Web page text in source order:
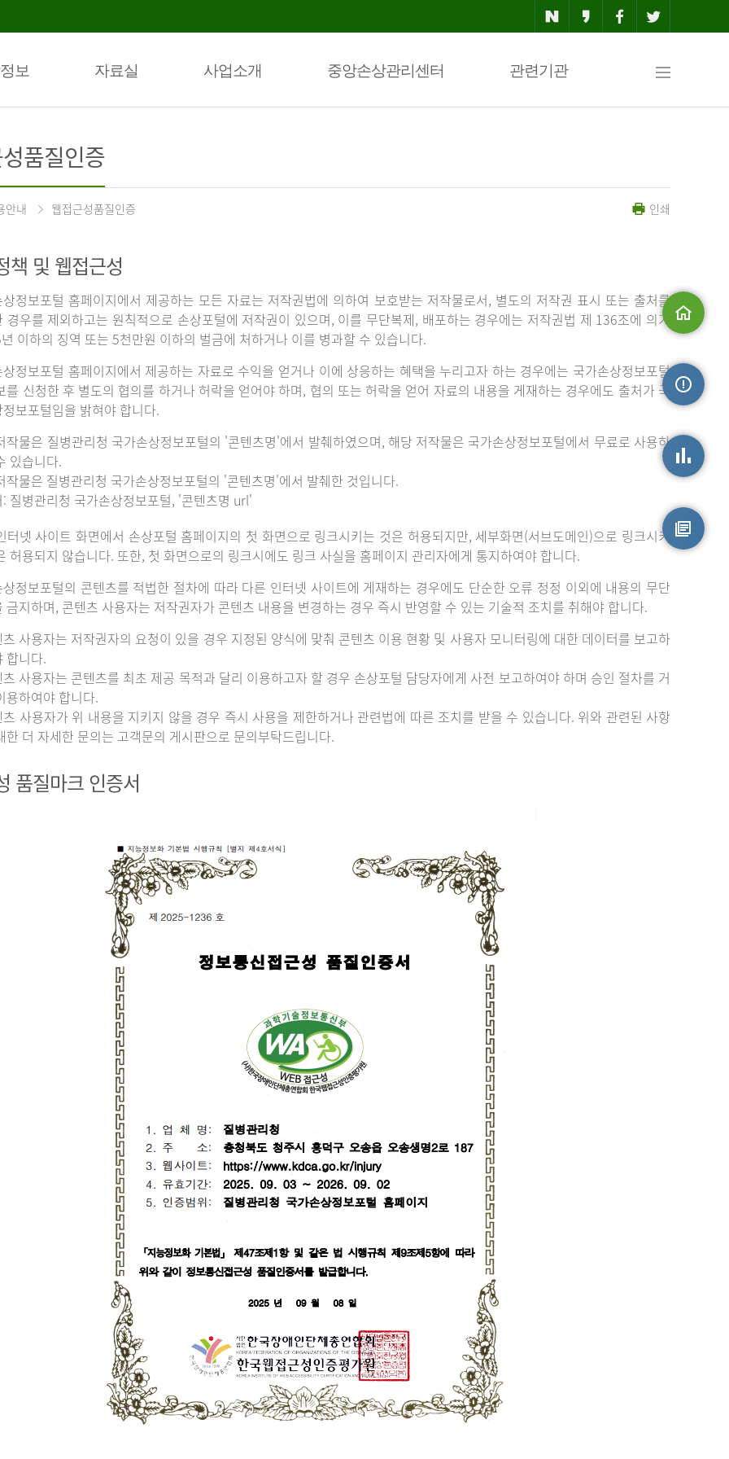
보 자료실 사업소개 중앙손상관리센터 관련기관
맵
품질인증
안내 웹접근성품질인증 인쇄
책 및 웹접근성
상정보포털 홈페이지에서 제공하는 모든 자료는 저작권법에 의하여 보호받는 저작물로서, 별도의 저작권 표시 또는 출처를
경우를 제외하고는 원칙적으로 손상포털에 저작권이 있으며, 이를 무단복제, 배포하는 경우에는 저작권법 제 136조에 의거
이하의 징역 또는 5천만원 이하의 벌금에 처하거나 이를 병과할 수 있습니다.
상정보포털 홈페이지에서 제공하는 자료로 수익을 얻거나 이에 상응하는 혜택을 누리고자 하는 경우에는 국가손상정보포털
를 신청한 후 별도의 협의를 하거나 허락을 얻어야 하며, 협의 또는 허락을 얻어 자료의 내용을 게재하는 경우에도 출처가 국
보포털임을 밝혀야 합니다.
작물은 질병관리청 국가손상정보포털의 '콘텐츠명'에서 발췌하였으며, 해당 저작물은 국가손상정보포털에서 무료로 사용하
있습니다.
작물은 질병관리청 국가손상정보포털의 '콘텐츠명'에서 발췌한 것입니다.
: 질병관리청 국가손상정보포털, '콘텐츠명 url'
터넷 사이트 화면에서 손상포털 홈페이지의 첫 화면으로 링크시키는 것은 허용되지만, 세부화면(서브도메인)으로 링크시키
허용되지 않습니다. 또한, 첫 화면으로의 링크시에도 링크 사실을 홈페이지 관리자에게 통지하여야 합니다.
상정보포털의 콘텐츠를 적법한 절차에 따라 다른 인터넷 사이트에 게재하는 경우에도 단순한 오류 정정 이외에 내용의 무단
금지하며, 콘텐츠 사용자는 저작권자가 콘텐츠 내용을 변경하는 경우 즉시 반영할 수 있는 기술적 조치를 취해야 합니다.
츠 사용자는 저작권자의 요청이 있을 경우 지정된 양식에 맞춰 콘텐츠 이용 현황 및 사용자 모니터링에 대한 데이터를 보고하
합니다.
츠 사용자는 콘텐츠를 최초 제공 목적과 달리 이용하고자 할 경우 손상포털 담당자에게 사전 보고하여야 하며 승인 절차를 거
용하여야 합니다.
츠 사용자가 위 내용을 지키지 않을 경우 즉시 사용을 제한하거나 관련법에 따른 조치를 받을 수 있습니다. 위와 관련된 사항
한 더 자세한 문의는 고객문의 게시판으로 문의부탁드립니다.
품질마크 인증서